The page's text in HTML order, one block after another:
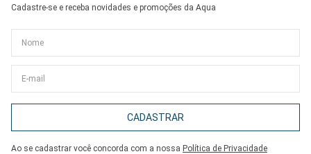
Cadastre-se e receba novidades e promoções da Aqua
CADASTRAR
Ao se cadastrar você concorda com a nossa Política de Privacidade